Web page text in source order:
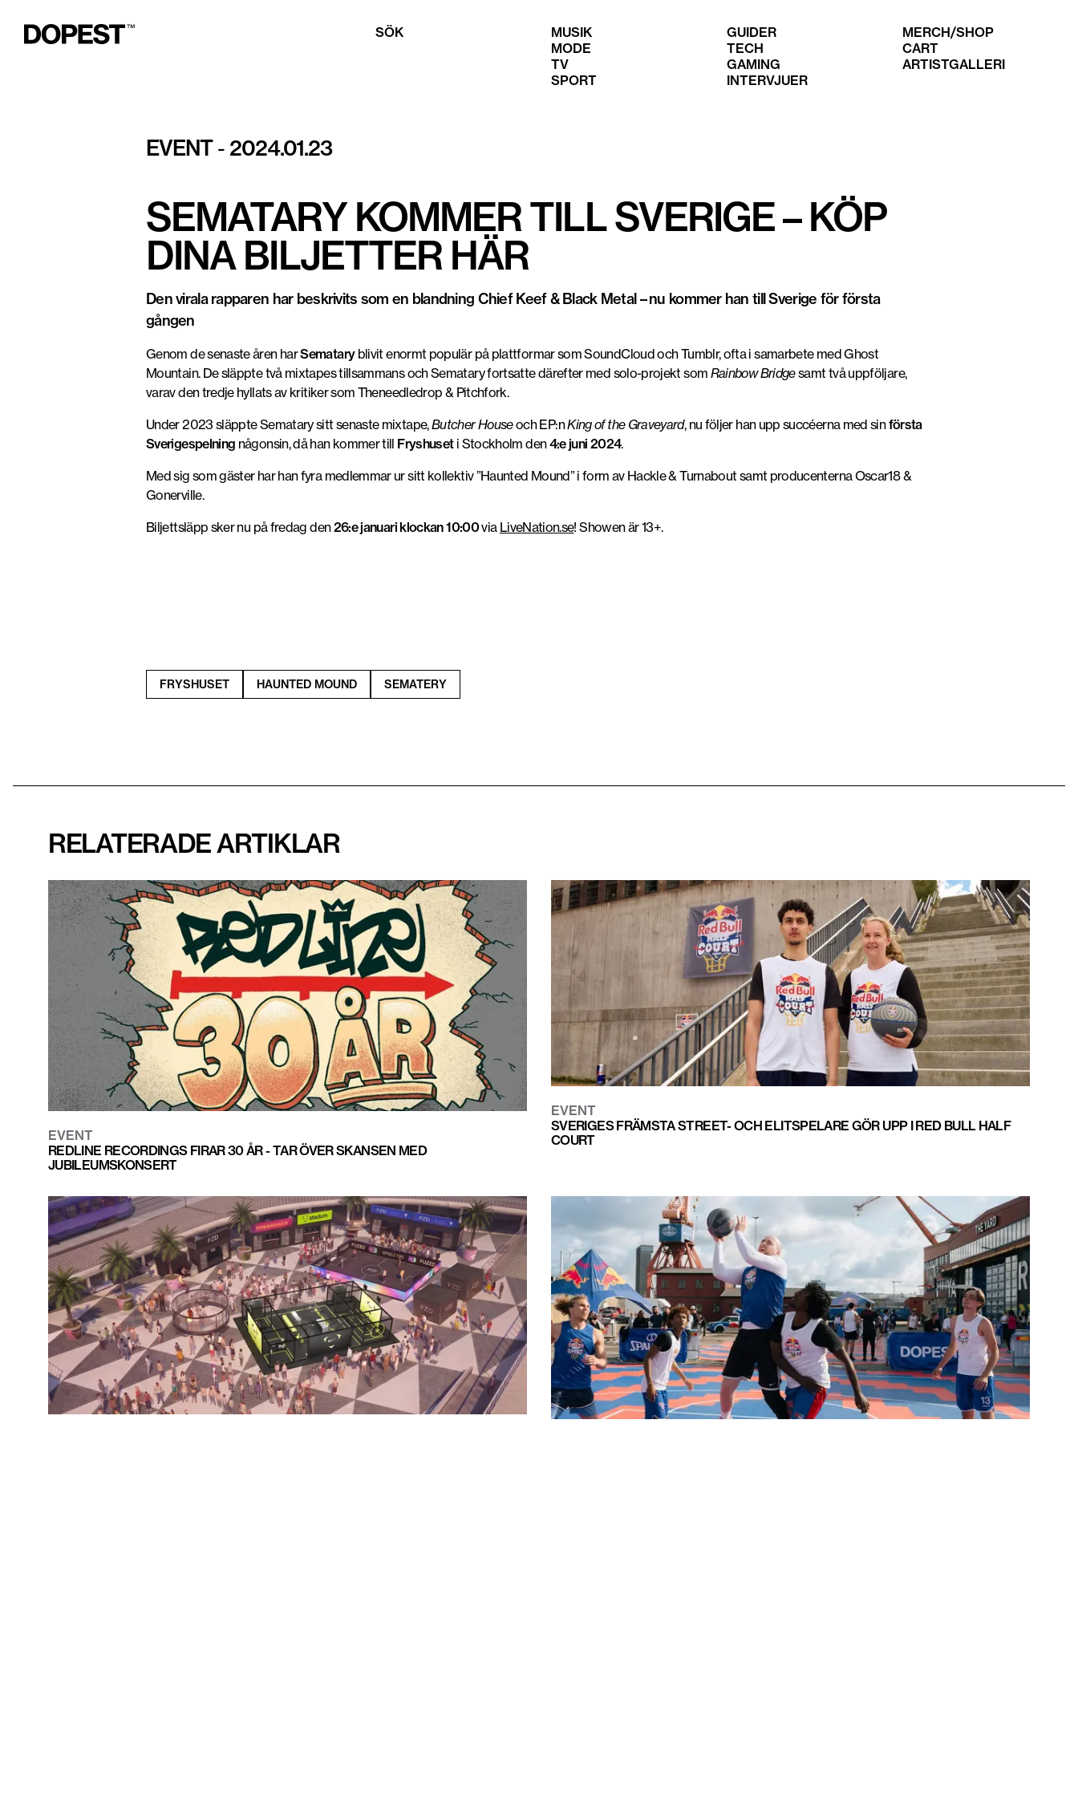
SÖK
MUSIK
MODE
TV
SPORT
GUIDER
TECH
GAMING
INTERVJUER
MERCH/SHOP
CART
ARTISTGALLERI
EVENT- 2024.01.23
SEMATARY KOMMER TILL SVERIGE – KÖP
DINA BILJETTER HÄR
Den virala rapparen har beskrivits som en blandning Chief Keef & Black Metal – nu kommer han till Sverige för första
gången
Genom de senaste åren harSemataryblivit enormt populär på plattformar som SoundCloud och Tumblr, ofta i samarbete med Ghost
Mountain. De släppte två mixtapes tillsammans och Sematary fortsatte därefter med solo-projekt som Rainbow Bridgesamt två uppföljare,
varav den tredje hyllats av kritiker som Theneedledrop & Pitchfork.
Under 2023 släppte Sematary sitt senaste mixtape,Butcher Houseoch EP:nKing of the Graveyard, nu följer han upp succéerna med sinförsta
Sverigespelning någonsin, då han kommer till Fryshuseti Stockholm den4:e juni 2024.
Med sig som gäster har han fyra medlemmar ur sitt kollektiv ”Haunted Mound” i form av Hackle & Turnabout samt producenterna Oscar18 &
Gonerville.
Biljettsläpp sker nu på fredag den26:e januari klockan 10:00via LiveNation.se! Showen är 13+.
FRYSHUSET HAUNTED MOUND SEMATERY
RELATERADE ARTIKLAR
EVENT
REDLINE RECORDINGS FIRAR 30 ÅR - TAR ÖVER SKANSEN MED
JUBILEUMSKONSERT
EVENT
SVERIGES FRÄMSTA STREET- OCH ELITSPELARE GÖR UPP I RED BULL HALF
COURT